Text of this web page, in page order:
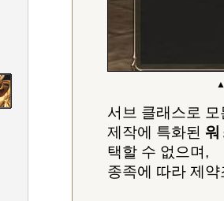
▲
서브 클래스로
제작에 특화된 워
택할 수 없으며,
종족에 따라 제